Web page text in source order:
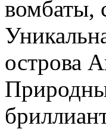
вомбаты,
острова